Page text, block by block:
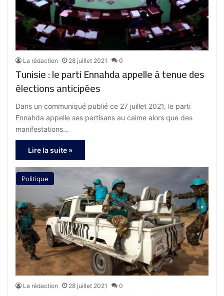
La rédaction 28 juillet 2021 0
Tunisie : le parti Ennahda appelle à tenue des
élections anticipées
Dans un communiqué publié ce 27 juillet 2021, le parti
Ennahda appelle ses partisans au calme alors que des
manifestations…
Lire la suite »
Politique
La rédaction 28 juillet 2021 0